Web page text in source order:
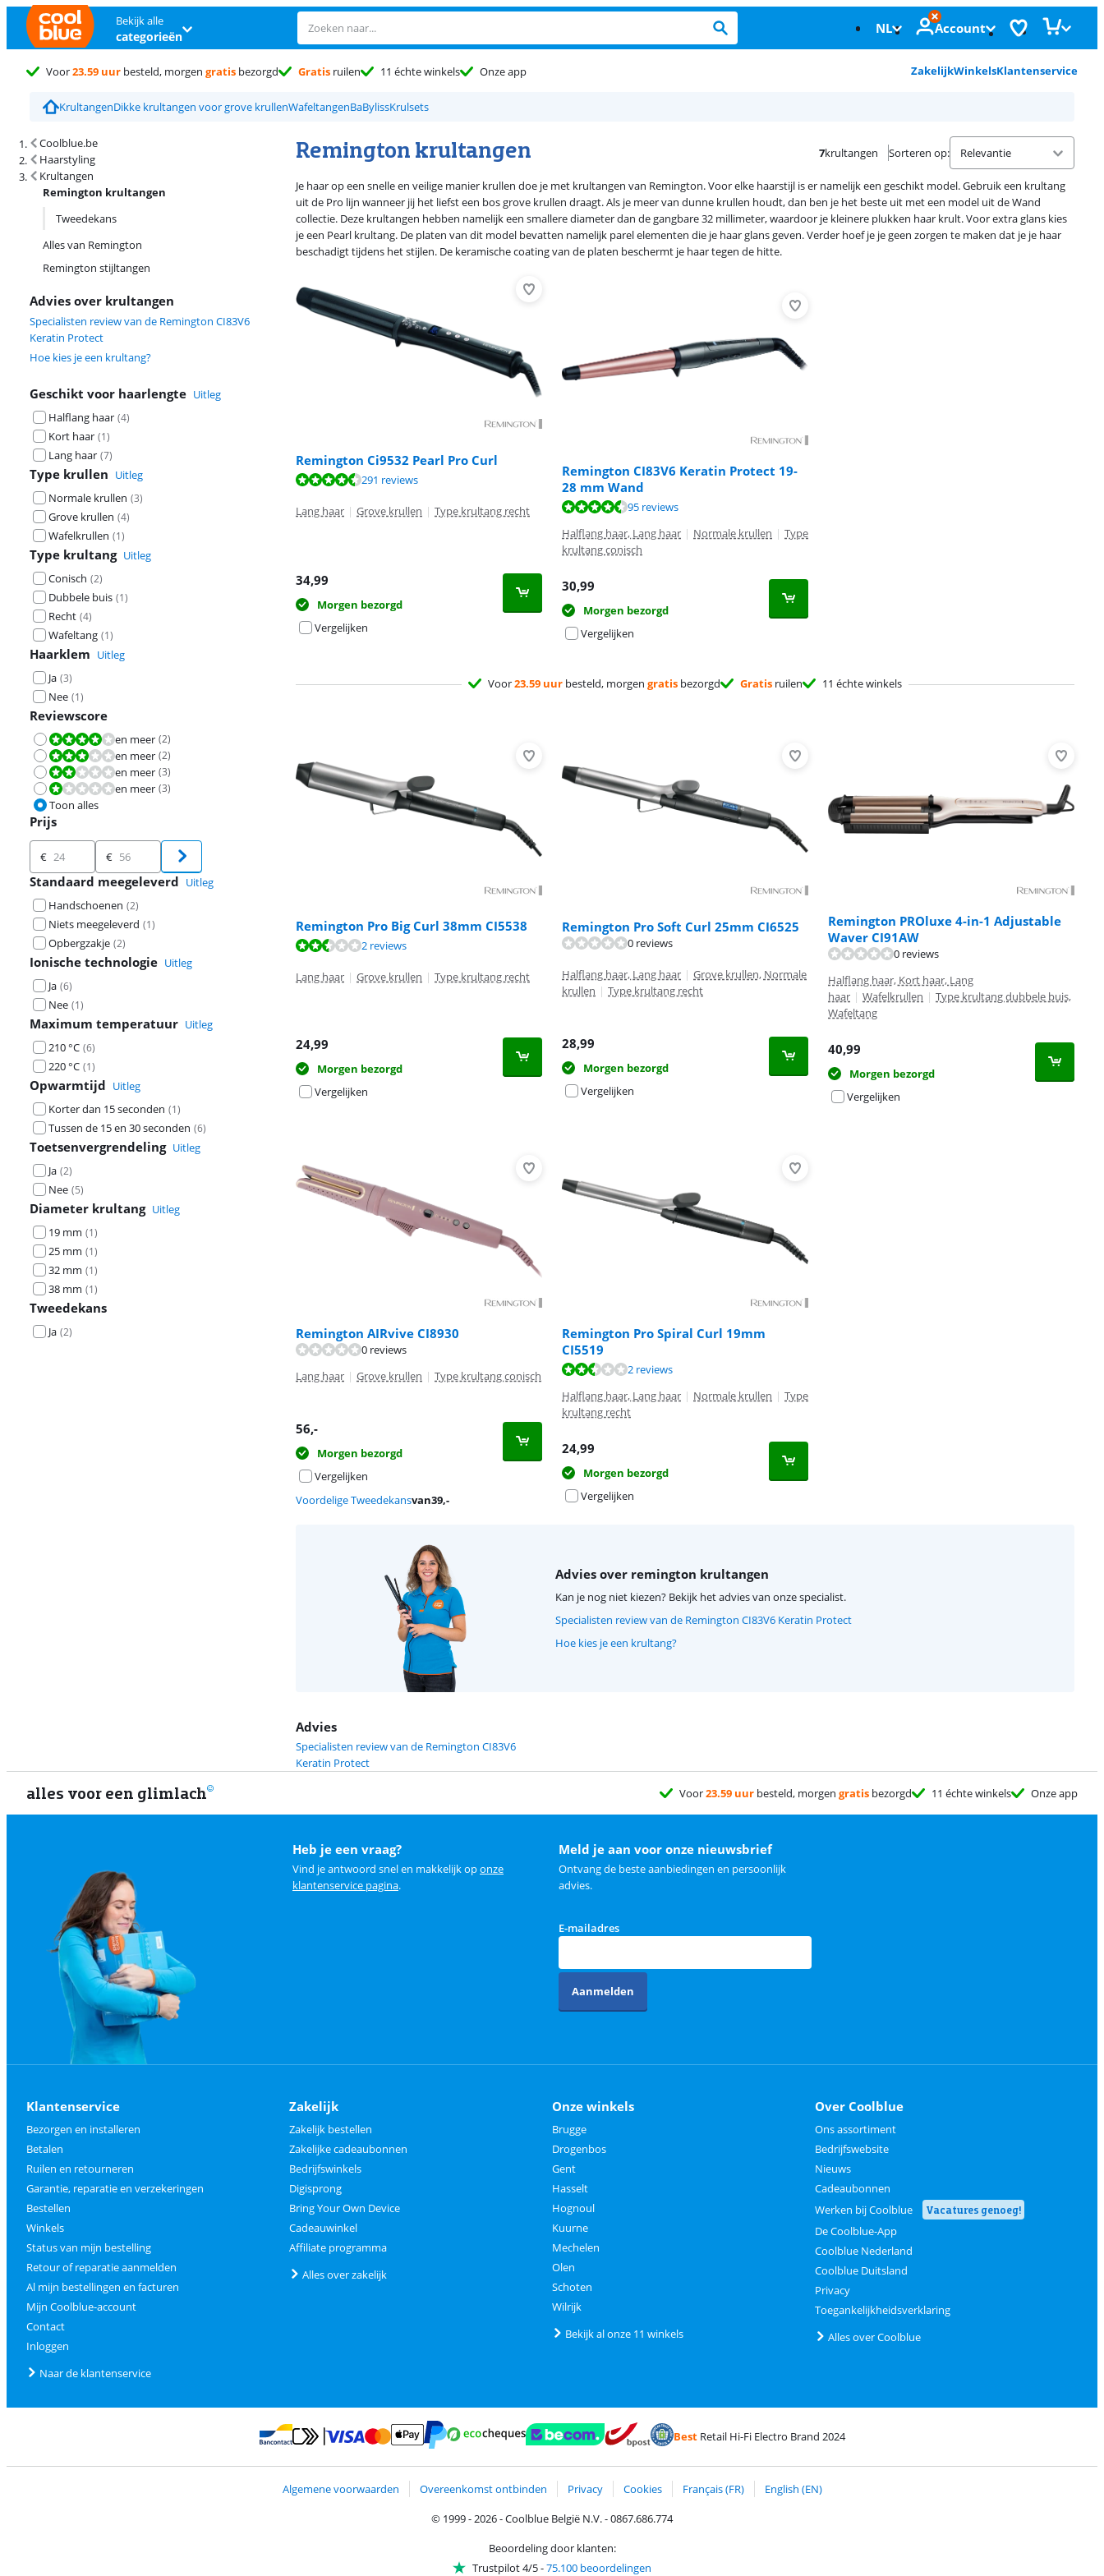
Bekijk alle
categorieën NL Account
Voor23.59 uur besteld, morgen gratis bezorgd Gratis ruilen 11 échte winkels Onze app ZakelijkWinkelsKlantenservice
KrultangenDikke krultangen voor grove krullenWafeltangenBaBylissKrulsets
Coolblue.be
Haarstyling
Krultangen
Remington krultangen
Tweedekans
Alles van Remington
Remington stijltangen
Advies over krultangen
Specialisten review van de Remington CI83V6
Keratin Protect
Hoe kies je een krultang?
Geschikt voor haarlengte Uitleg
Halflang haar (4)
Kort haar (1)
Lang haar (7)
Type krullen Uitleg
Normale krullen (3)
Grove krullen (4)
Wafelkrullen (1)
Type krultang Uitleg
Conisch (2)
Dubbele buis (1)
Recht (4)
Wafeltang (1)
Haarklem Uitleg
Ja (3)
Nee (1)
Reviewscore
Beoordeling is 8,0 van de 10.
en meer (2)
Beoordeling is 6,0 van de 10.
en meer (2)
Beoordeling is 4,0 van de 10.
en meer (3)
Beoordeling is 2,0 van de 10.
en meer (3)
Toon alles
Prijs
Prijs
€ €
Standaard meegeleverd Uitleg
Handschoenen (2)
Niets meegeleverd (1)
Opbergzakje (2)
Ionische technologie Uitleg
Ja (6)
Nee (1)
Maximum temperatuur Uitleg
210 °C (6)
220 °C (1)
Opwarmtijd Uitleg
Korter dan 15 seconden (1)
Tussen de 15 en 30 seconden (6)
Toetsenvergrendeling Uitleg
Ja (2)
Nee (5)
Diameter krultang Uitleg
19 mm (1)
25 mm (1)
32 mm (1)
38 mm (1)
Tweedekans
Ja (2)
Remington krultangen
Zoekresultaten en sortering
7krultangen Sorteren op:
Je haar op een snelle en veilige manier krullen doe je met krultangen van Remington. Voor elke haarstijl is er namelijk een geschikt model. Gebruik een krultang
uit de Pro lijn wanneer jij het liefst een bos grove krullen draagt. Als je meer van dunne krullen houdt, dan ben je het beste uit met een model uit de Wand
collectie. Deze krultangen hebben namelijk een smallere diameter dan de gangbare 32 millimeter, waardoor je kleinere plukken haar krult. Voor extra glans kies
je een Pearl krultang. De platen van dit model bevatten namelijk parel elementen die je haar glans geven. Verder hoef je je geen zorgen te maken dat je je haar
beschadigt tijdens het stijlen. De keramische coating van de platen beschermt je haar tegen de hitte.
Remington Ci9532 Pearl Pro Curl
Beoordeling is 8,5 van de 10, gebaseerd op 291 reviews.
291 reviews
Lang haar | Grove krullen | Type krultang recht
34,99
Morgen bezorgd
Vergelijken
Remington CI83V6 Keratin Protect 19-
28 mm Wand
Beoordeling is 9,1 van de 10, gebaseerd op 95 reviews.
95 reviews
Halflang haar, Lang haar | Normale krullen | Type
krultang conisch
30,99
Morgen bezorgd
Vergelijken
Voor23.59 uur besteld, morgen gratis bezorgd Gratis ruilen 11 échte winkels
Remington Pro Big Curl 38mm CI5538
Beoordeling is 5,0 van de 10, gebaseerd op 2 reviews.
2 reviews
Lang haar | Grove krullen | Type krultang recht
24,99
Morgen bezorgd
Vergelijken
Remington Pro Soft Curl 25mm CI6525
0 reviews
Halflang haar, Lang haar | Grove krullen, Normale
krullen | Type krultang recht
28,99
Morgen bezorgd
Vergelijken
Remington PROluxe 4-in-1 Adjustable
Waver CI91AW
0 reviews
Halflang haar, Kort haar, Lang
haar | Wafelkrullen | Type krultang dubbele buis,
Wafeltang
40,99
Morgen bezorgd
Vergelijken
Remington AIRvive CI8930
0 reviews
Lang haar | Grove krullen | Type krultang conisch
56,-
Morgen bezorgd
Vergelijken
Voordelige Tweedekansvan39,-
Remington Pro Spiral Curl 19mm
CI5519
Beoordeling is 5,0 van de 10, gebaseerd op 2 reviews.
2 reviews
Halflang haar, Lang haar | Normale krullen | Type
krultang recht
24,99
Morgen bezorgd
Vergelijken
Advies over remington krultangen
Kan je nog niet kiezen? Bekijk het advies van onze specialist.
Specialisten review van de Remington CI83V6 Keratin Protect
Hoe kies je een krultang?
Advies
Specialisten review van de Remington CI83V6
Keratin Protect
alles voor een glimlach Voor23.59 uur besteld, morgen gratis bezorgd 11 échte winkels Onze app
Heb je een vraag?
Vind je antwoord snel en makkelijk oponze
klantenservice pagina.
Meld je aan voor onze nieuwsbrief
Ontvang de beste aanbiedingen en persoonlijk
advies.
E-mailadres
Aanmelden
Klantenservice
Bezorgen en installeren
Betalen
Ruilen en retourneren
Garantie, reparatie en verzekeringen
Bestellen
Winkels
Status van mijn bestelling
Retour of reparatie aanmelden
Al mijn bestellingen en facturen
Mijn Coolblue-account
Contact
Inloggen
Naar de klantenservice
Zakelijk
Zakelijk bestellen
Zakelijke cadeaubonnen
Bedrijfswinkels
Digisprong
Bring Your Own Device
Cadeauwinkel
Affiliate programma
Alles over zakelijk
Onze winkels
Brugge
Drogenbos
Gent
Hasselt
Hognoul
Kuurne
Mechelen
Olen
Schoten
Wilrijk
Bekijk al onze 11 winkels
Over Coolblue
Ons assortiment
Bedrijfswebsite
Nieuws
Cadeaubonnen
Werken bij Coolblue
Vacatures genoeg!
De Coolblue-App
Coolblue Nederland
Coolblue Duitsland
Privacy
Toegankelijkheidsverklaring
Alles over Coolblue
Betalen met MasterCard en Visa via ClickToPay
BestRetail Hi-Fi Electro Brand 2024
Algemene voorwaarden Overeenkomst ontbinden Privacy Cookies Français (FR)
English (EN)
© 1999 - 2026 - Coolblue België N.V. - 0867.686.774
Beoordeling door klanten:
Trustpilot 4/5-75.100 beoordelingen